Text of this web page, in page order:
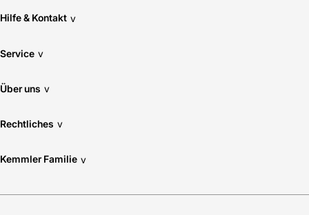
Hilfe & Kontakt v
Service v
Über uns v
Rechtliches v
Kemmler Familie v